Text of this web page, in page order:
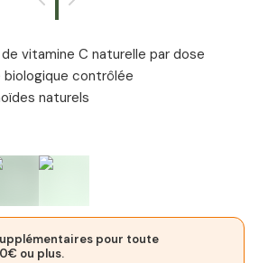
vitamine C naturelle par dose
biologique contrôlée
naturels
pour toute
ou plus.